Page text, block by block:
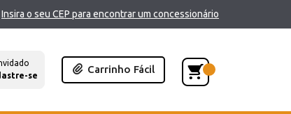
Insira o seu CEP para encontrar um concessionário
se
Carrinho Fácil